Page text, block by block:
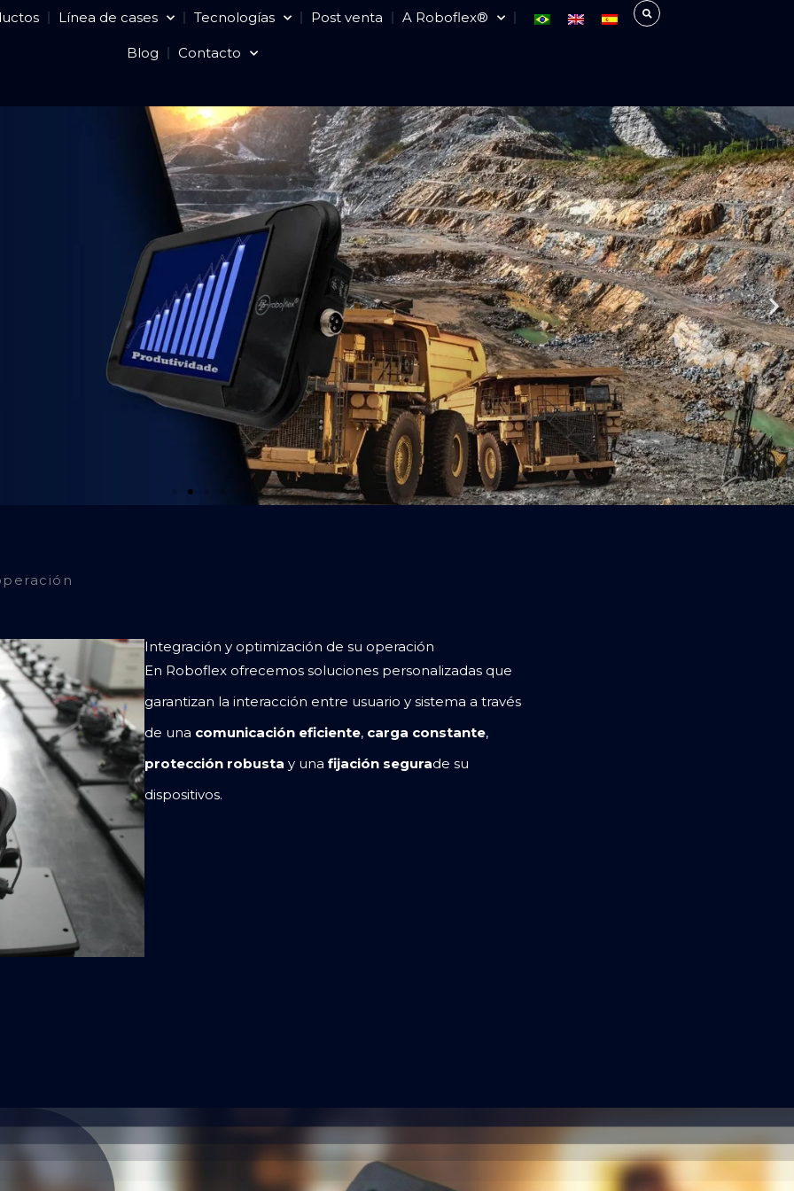
Línea de cases Tecnologías Post venta A Roboflex®
Blog Contacto
Integración y optimización de su operación
En Roboflex ofrecemos soluciones personalizadas que
garantizan la interacción entre usuario y sistema a través
de una comunicación eficiente, carga constante,
protección robusta y una fijación segurade su
dispositivos.